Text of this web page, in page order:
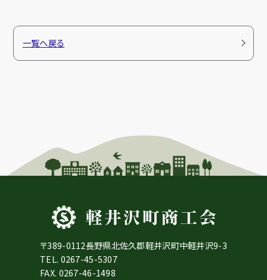
一覧へ戻る
〒389-0112長野県北佐久郡軽井沢町中軽井沢9-3
TEL. 0267-45-5307
FAX. 0267-46-1498